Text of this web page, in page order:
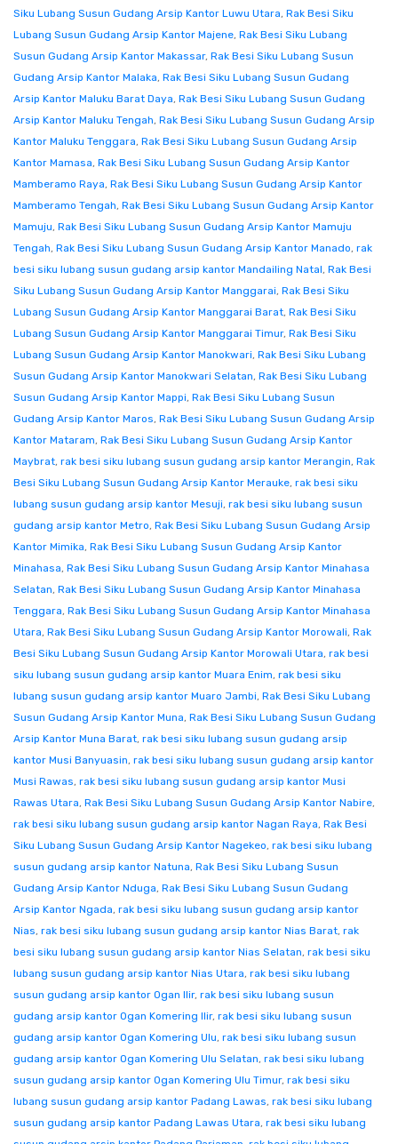
Siku Lubang Susun Gudang Arsip Kantor Luwu Utara, Rak Besi Siku
Lubang Susun Gudang Arsip Kantor Majene, Rak Besi Siku Lubang
Susun Gudang Arsip Kantor Makassar, Rak Besi Siku Lubang Susun
Gudang Arsip Kantor Malaka, Rak Besi Siku Lubang Susun Gudang
Arsip Kantor Maluku Barat Daya, Rak Besi Siku Lubang Susun Gudang
Arsip Kantor Maluku Tengah, Rak Besi Siku Lubang Susun Gudang Arsip
Kantor Maluku Tenggara, Rak Besi Siku Lubang Susun Gudang Arsip
Kantor Mamasa, Rak Besi Siku Lubang Susun Gudang Arsip Kantor
Mamberamo Raya, Rak Besi Siku Lubang Susun Gudang Arsip Kantor
Mamberamo Tengah, Rak Besi Siku Lubang Susun Gudang Arsip Kantor
Mamuju, Rak Besi Siku Lubang Susun Gudang Arsip Kantor Mamuju
Tengah, Rak Besi Siku Lubang Susun Gudang Arsip Kantor Manado, rak
besi siku lubang susun gudang arsip kantor Mandailing Natal, Rak Besi
Siku Lubang Susun Gudang Arsip Kantor Manggarai, Rak Besi Siku
Lubang Susun Gudang Arsip Kantor Manggarai Barat, Rak Besi Siku
Lubang Susun Gudang Arsip Kantor Manggarai Timur, Rak Besi Siku
Lubang Susun Gudang Arsip Kantor Manokwari, Rak Besi Siku Lubang
Susun Gudang Arsip Kantor Manokwari Selatan, Rak Besi Siku Lubang
Susun Gudang Arsip Kantor Mappi, Rak Besi Siku Lubang Susun
Gudang Arsip Kantor Maros, Rak Besi Siku Lubang Susun Gudang Arsip
Kantor Mataram, Rak Besi Siku Lubang Susun Gudang Arsip Kantor
Maybrat, rak besi siku lubang susun gudang arsip kantor Merangin, Rak
Besi Siku Lubang Susun Gudang Arsip Kantor Merauke, rak besi siku
lubang susun gudang arsip kantor Mesuji, rak besi siku lubang susun
gudang arsip kantor Metro, Rak Besi Siku Lubang Susun Gudang Arsip
Kantor Mimika, Rak Besi Siku Lubang Susun Gudang Arsip Kantor
Minahasa, Rak Besi Siku Lubang Susun Gudang Arsip Kantor Minahasa
Selatan, Rak Besi Siku Lubang Susun Gudang Arsip Kantor Minahasa
Tenggara, Rak Besi Siku Lubang Susun Gudang Arsip Kantor Minahasa
Utara, Rak Besi Siku Lubang Susun Gudang Arsip Kantor Morowali, Rak
Besi Siku Lubang Susun Gudang Arsip Kantor Morowali Utara, rak besi
siku lubang susun gudang arsip kantor Muara Enim, rak besi siku
lubang susun gudang arsip kantor Muaro Jambi, Rak Besi Siku Lubang
Susun Gudang Arsip Kantor Muna, Rak Besi Siku Lubang Susun Gudang
Arsip Kantor Muna Barat, rak besi siku lubang susun gudang arsip
kantor Musi Banyuasin, rak besi siku lubang susun gudang arsip kantor
Musi Rawas, rak besi siku lubang susun gudang arsip kantor Musi
Rawas Utara, Rak Besi Siku Lubang Susun Gudang Arsip Kantor Nabire,
rak besi siku lubang susun gudang arsip kantor Nagan Raya, Rak Besi
Siku Lubang Susun Gudang Arsip Kantor Nagekeo, rak besi siku lubang
susun gudang arsip kantor Natuna, Rak Besi Siku Lubang Susun
Gudang Arsip Kantor Nduga, Rak Besi Siku Lubang Susun Gudang
Arsip Kantor Ngada, rak besi siku lubang susun gudang arsip kantor
Nias, rak besi siku lubang susun gudang arsip kantor Nias Barat, rak
besi siku lubang susun gudang arsip kantor Nias Selatan, rak besi siku
lubang susun gudang arsip kantor Nias Utara, rak besi siku lubang
susun gudang arsip kantor Ogan Ilir, rak besi siku lubang susun
gudang arsip kantor Ogan Komering Ilir, rak besi siku lubang susun
gudang arsip kantor Ogan Komering Ulu, rak besi siku lubang susun
gudang arsip kantor Ogan Komering Ulu Selatan, rak besi siku lubang
susun gudang arsip kantor Ogan Komering Ulu Timur, rak besi siku
lubang susun gudang arsip kantor Padang Lawas, rak besi siku lubang
susun gudang arsip kantor Padang Lawas Utara, rak besi siku lubang